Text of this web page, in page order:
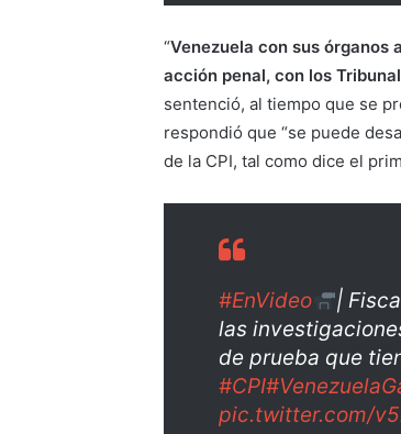
“Venezuela con sus
acción penal, con los
sentenció, al tiempo que se
respondió que “se puede
de la CPI, tal como dice el
#EnVideo |
las
de prueba que
#CPI
pic.twitter.com/